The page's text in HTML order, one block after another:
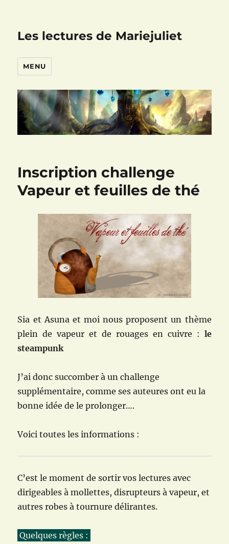
Les lectures de Mariejuliet
MENU
Inscription challenge
Vapeur et feuilles de thé
Sia et Asuna et moi nous proposent un thème
plein de vapeur et de rouages en cuivre : le
steampunk
J’ai donc succomber à un challenge
supplémentaire, comme ses auteures ont eu la
bonne idée de le prolonger….
Voici toutes les informations :
C’est le moment de sortir vos lectures avec
dirigeables à mollettes, disrupteurs à vapeur, et
autres robes à tournure délirantes.
Quelques règles :